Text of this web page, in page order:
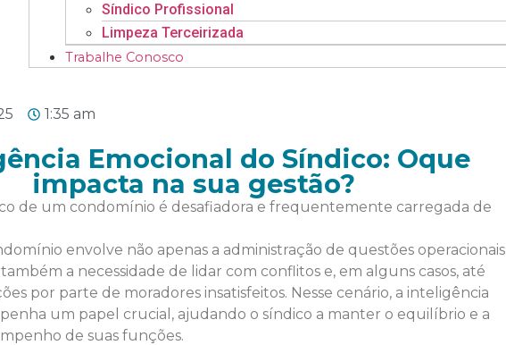
Síndico Profissional
Limpeza Terceirizada
Trabalhe Conosco
1:35 am
Emocional do Síndico: Oque
impacta na sua gestão?
de um condomínio é desafiadora e frequentemente carregada de
envolve não apenas a administração de questões operacionais
a necessidade de lidar com conflitos e, em alguns casos, até
por parte de moradores insatisfeitos. Nesse cenário, a inteligência
um papel crucial, ajudando o síndico a manter o equilíbrio e a
de suas funções.